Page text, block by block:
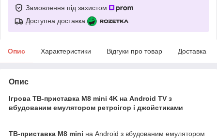
Замовлення під захистом
Доступна доставка
Опис Характеристики Відгуки про товар Доставка
Опис
Ігрова ТВ-приставка M8 mini 4K на Android TV з
вбудованим емулятором ретроігор і джойстиками
ТВ-приставка M8 mini на Android з вбудованим емулятором